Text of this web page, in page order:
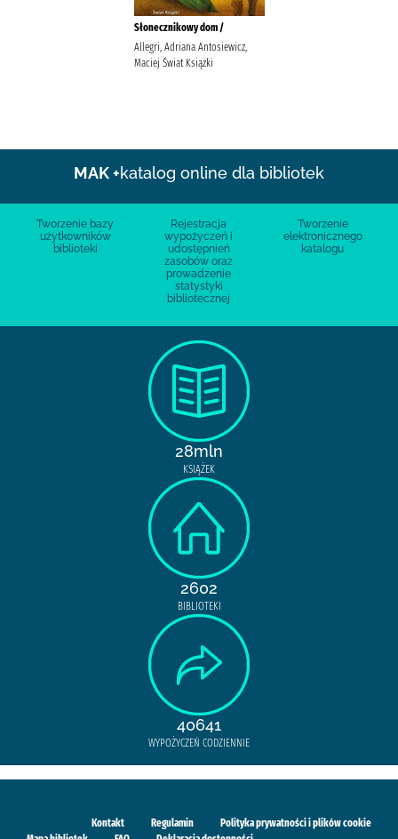
Słonecznikowy dom /
Allegri, Adriana Antosiewicz,
Maciej Świat Książki
MAK +katalog online dla bibliotek
Tworzenie bazy
użytkowników
biblioteki
Rejestracja
wypożyczeń i
udostępnień
zasobów oraz
prowadzenie
statystyki
bibliotecznej
Tworzenie
elektronicznego
katalogu
28mln
KSIĄŻEK
2602
BIBLIOTEKI
40641
WYPOŻYCZEŃ CODZIENNIE
Kontakt Regulamin
Polityka prywatności i plików cookie